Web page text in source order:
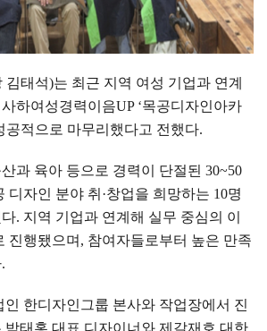
김태석)는 최근 지역 여성 기업과 연계
하여성경력이음UP ‘목공디자인아카
공적으로 마무리했다고 전했다.
과 육아 등으로 경력이 단절된 30~50
디자인 분야 취 ·창업을 희망하는 10명
. 지역 기업과 연계해 실무 중심의 이
진행됐으며 , 참여자들로부터 높은 만족
.
인 한디자인그룹 본사와 작업장에서 진
박태홍 대표 디자이너와 제갈재호 대한